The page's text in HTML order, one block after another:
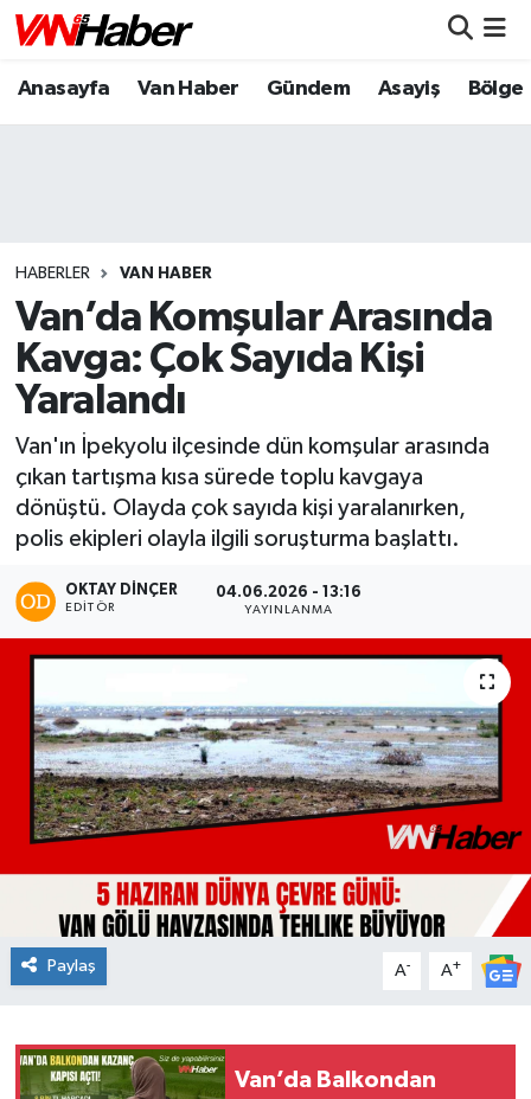
Anasayfa Van Haber Gündem Asayiş Bölge
HABERLER VAN HABER
Van’da Komşular Arasında
Kavga: Çok Sayıda Kişi
Yaralandı
Van'ın İpekyolu ilçesinde dün komşular arasında
çıkan tartışma kısa sürede toplu kavgaya
dönüştü. Olayda çok sayıda kişi yaralanırken,
polis ekipleri olayla ilgili soruşturma başlattı.
OKTAY DİNÇER
EDITÖR
04.06.2026 - 13:16
YAYINLANMA
Paylaş A- A+
Van’da Balkondan
Nöbetçi Eczaneler
Puan Durumu ve Fikstür
Tüm Manşetler
Son Dakika Haberleri
Haber Arşivi